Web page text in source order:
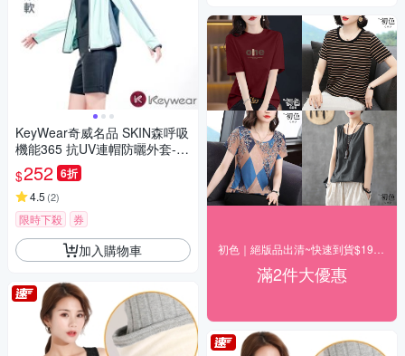
KeyWear奇威名品 SKIN森呼吸
機能365 抗UV連帽防曬外套-淺
綠色
$252 6折
4.5 (2)
限時下殺 券
加入購物車
滿2件大優惠